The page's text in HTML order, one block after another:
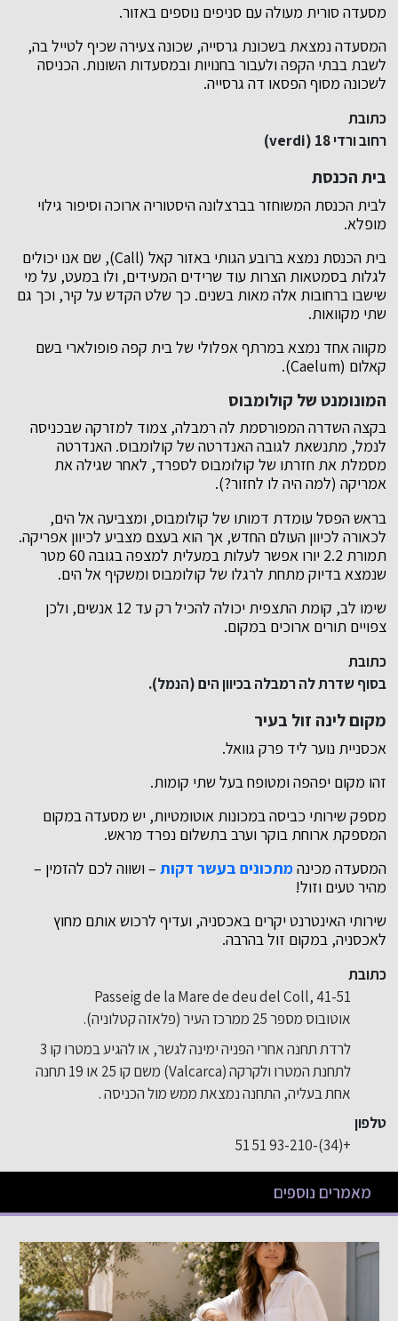
מסעדה סורית מעולה עם סניפים נוספים באזור.
המסעדה נמצאת בשכונת גרסייה, שכונה צעירה שכיף לטייל בה,
לשבת בבתי הקפה ולעבור בחנויות ובמסעדות השונות. הכניסה
לשכונה מסוף הפסאו דה גרסייה.
כתובת
רחוב ורדי verdi) 18)
בית הכנסת
לבית הכנסת המשוחזר בברצלונה היסטוריה ארוכה וסיפור גילוי
מופלא.
בית הכנסת נמצא ברובע הגותי באזור קאל (Call), שם אנו יכולים
לגלות בסמטאות הצרות עוד שרידים המעידים, ולו במעט, על מי
שישבו ברחובות אלה מאות בשנים. כך שלט הקדש על קיר, וכך גם
שתי מקוואות.
מקווה אחד נמצא במרתף אפלולי של בית קפה פופולארי בשם
קאלום (Caelum).
המונומנט של קולומבוס
בקצה השדרה המפורסמת לה רמבלה, צמוד למזרקה שבכניסה
לנמל, מתנשאת לגובה האנדרטה של קולומבוס. האנדרטה
מסמלת את חזרתו של קולומבוס לספרד, לאחר שגילה את
אמריקה (למה היה לו לחזור?).
בראש הפסל עומדת דמותו של קולומבוס, ומצביעה אל הים,
לכאורה לכיוון העולם החדש, אך הוא בעצם מצביע לכיוון אפריקה.
תמורת 2.2 יורו אפשר לעלות במעלית למצפה בגובה 60 מטר
שנמצא בדיוק מתחת לרגלו של קולומבוס ומשקיף אל הים.
שימו לב, קומת התצפית יכולה להכיל רק עד 12 אנשים, ולכן
צפויים תורים ארוכים במקום.
כתובת
בסוף שדרת לה רמבלה בכיוון הים (הנמל).
מקום לינה זול בעיר
אכסניית נוער ליד פרק גוואל.
זהו מקום יפהפה ומטופח בעל שתי קומות.
מספק שירותי כביסה במכונות אוטומטיות, יש מסעדה במקום
המספקת ארוחת בוקר וערב בתשלום נפרד מראש.
המסעדה מכינהמתכונים בעשר דקות– ושווה לכם להזמין –
מהיר טעים וזול!
שירותי האינטרנט יקרים באכסניה, ועדיף לרכוש אותם מחוץ
לאכסניה, במקום זול בהרבה.
כתובת
Passeig de la Mare de deu del Coll, 41-51
אוטובוס מספר 25 ממרכז העיר (פלאזה קטלוניה).
לרדת תחנה אחרי הפניה ימינה לגשר, או להגיע במטרו קו 3
לתחנת המטרו ולקרקה (Valcarca) משם קו 25 או 19 תחנה
אחת בעליה, התחנה נמצאת ממש מול הכניסה .
טלפון
+(34)-93-210 51 51
מאמרים נוספים